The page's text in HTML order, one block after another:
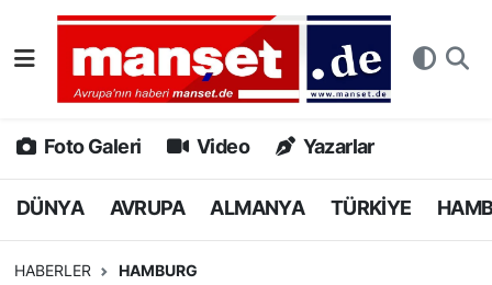
Foto Galeri Video Yazarlar
DÜNYA AVRUPA ALMANYA TÜRKİYE
HABERLER HAMBURG
DÜNYA
AVRUPA
ALMANYA
Nöbetçi Eczaneler
Hava Durumu
Namaz Vakitleri